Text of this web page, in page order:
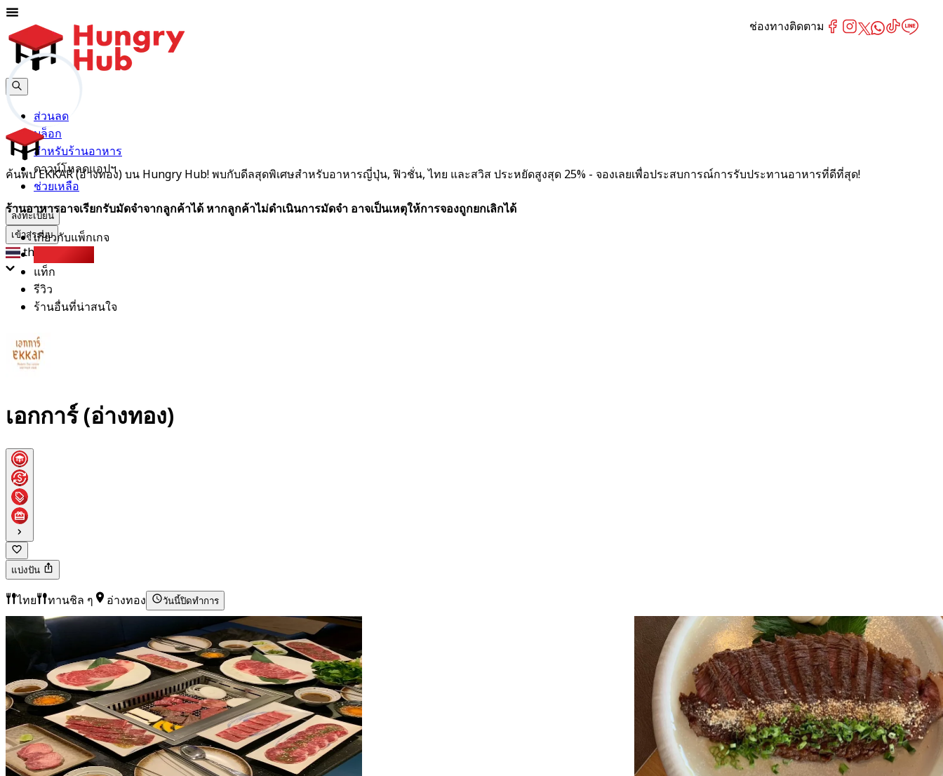
ส่วนลด
บล็อก
สำหรับร้านอาหาร
ดาวน์โหลดแอปฯ
ช่วยเหลือ
ลงทะเบียน
เข้าสู่ระบบ
th
ค้นพบ EKKAR (อ่างทอง) บน Hungry Hub! พบกับดีลสุดพิเศษสำหรับอาหารญี่ปุ่น, ฟิวชั่น, ไทย และสวิส ประหยัดสูงสุด 25% - จองเลยเพื่อประสบการณ์การรับประทานอาหารที่ดีที่สุด!
ร้านอาหารอาจเรียกรับมัดจำจากลูกค้าได้ หากลูกค้าไม่ดำเนินการมัดจำ อาจเป็นเหตุให้การจองถูกยกเลิกได้
เกี่ยวกับแพ็กเกจ
แท็ก
รีวิว
ร้านอื่นที่น่าสนใจ
เอกการ์ (อ่างทอง)
แบ่งปัน
ไทย ทานชิล ๆ อ่างทอง วันนี้ปิดทำการ
ช่องทางติดตาม